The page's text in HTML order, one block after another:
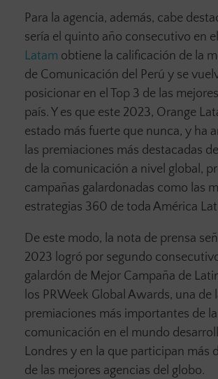
Para la agencia, además, cabe
sería el quinto año consecutivo en
Latam obtiene la calificación de la
de Comunicación del Perú y se
posicionar en el Top 3 de las
país. Y es que este 2023, Orange
estado más fuerte que nunca, y ha
las premiaciones más destacadas
de la comunicación a nivel global,
campañas galardonadas como las
estrategias 360 de toda América
De este modo, la nota de prensa
2023 logró por segundo
galardón de Mejor Campaña de
los PRWeek Global Awards, una de
premiaciones más importantes de la
comunicación en el mundo
Londres y en la que participan más
de las mejores agencias del globo.